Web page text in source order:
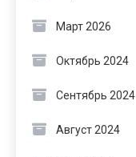
Март 2026
Октябрь 2024
Сентябрь 2024
Август 2024